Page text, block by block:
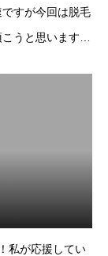
すが今回は脱毛
うと思います。
私が応援してい